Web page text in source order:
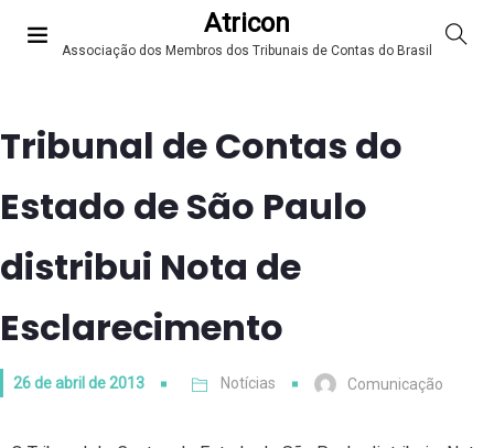
Atricon
Associação dos Membros dos Tribunais de Contas do Brasil
Tribunal de Contas do
Estado de São Paulo
distribui Nota de
Esclarecimento
26 de abril de 2013 Notícias Comunicação